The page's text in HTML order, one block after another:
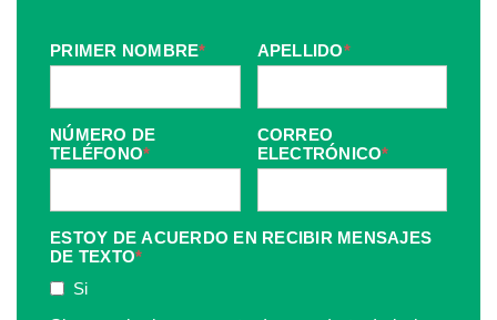
PRIMER NOMBRE* APELLIDO*
NÚMERO DE
TELÉFONO*
CORREO
ELECTRÓNICO*
ESTOY DE ACUERDO EN RECIBIR MENSAJES
DE TEXTO*
Si